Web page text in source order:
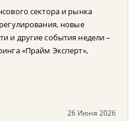
сектора и рынка
новые
и другие события недели –
«Прайм Эксперт»,
26 Июня 2026